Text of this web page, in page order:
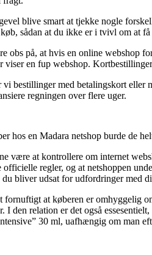
blive smart at tjekke nogle
sådan at du ikke er i tvivl om at få
obs på, at hvis en online webshop
viser en fup webshop.
vi bestillinger med betalingskort
regningen over flere uger.
hos en Madara netshop burde de
være at kontrollere om internet
officielle regler, og at netshoppen
bliver udsat for udfordringer med
fornuftigt at køberen er omhyggelig
I den relation er det også
30 ml, uafhængig om man